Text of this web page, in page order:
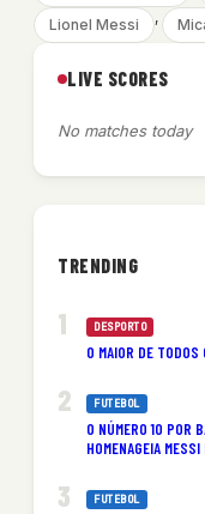
Lionel Messi ,
LIVE SCORES
No matches today
TRENDING
DESPORTO
O MAIOR DE
FUTEBOL
O NÚMERO 10 POR
HOMENAGEIA
FUTEBOL